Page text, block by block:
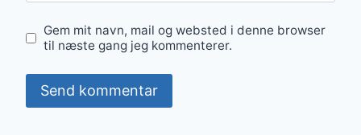
Gem mit navn, mail og websted i denne browser
til næste gang jeg kommenterer.